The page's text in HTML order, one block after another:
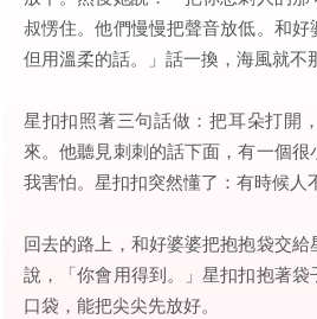
叔愣住。他們慢慢把聲音放低。和好
但用溫柔的話。」話一換，海風就不
星扣扣照著三句話做：把耳朵打開
來。他聽見刺刺的話下面，有一個很
我害怕。星扣扣突然懂了：有時候人
回去的路上，和好婆婆把抱抱袋交
說，「你會用得到。」星扣扣抱著
口袋，能把尖尖先放好。